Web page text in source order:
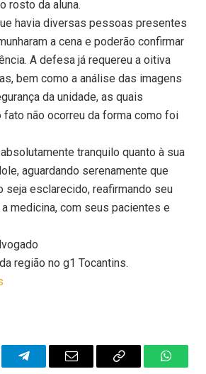
rosto da aluna.
havia diversas pessoas presentes
a cena e poderão confirmar
A defesa já requereu a oitiva
bem como a análise das imagens
da unidade, as quais
fato não ocorreu da forma como foi
tranquilo quanto à sua
aguardando serenamente que
seja esclarecido, reafirmando seu
medicina, com seus pacientes e
região no g1 Tocantins.
TelegramEmail
Copy